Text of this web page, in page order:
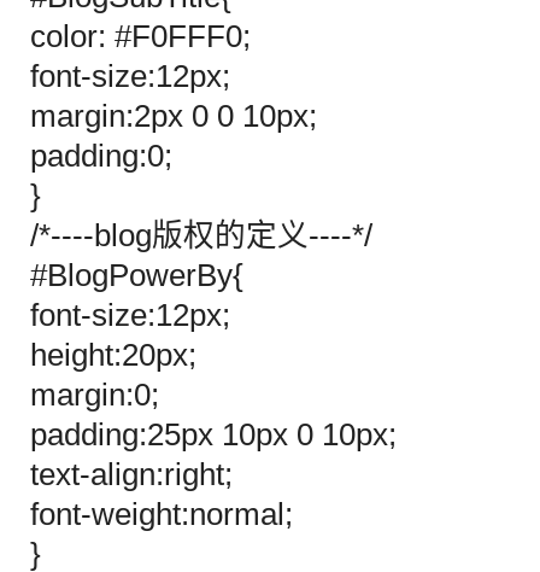
color: #F0FFF0;
font-size:12px;
margin:2px 0 0 10px;
padding:0;
}
/*----blog版权的定义----*/
#BlogPowerBy{
font-size:12px;
height:20px;
margin:0;
padding:25px 10px 0 10px;
text-align:right;
font-weight:normal;
}